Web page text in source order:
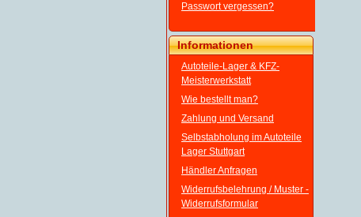
Passwort vergessen?
Informationen
Autoteile-Lager & KFZ-
Meisterwerkstatt
Wie bestellt man?
Zahlung und Versand
Selbstabholung im Autoteile
Lager Stuttgart
Händler Anfragen
Widerrufsbelehrung / Muster -
Widerrufsformular